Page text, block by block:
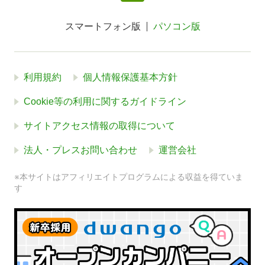
スマートフォン版 パソコン版
利用規約 個人情報保護基本方針
Cookie等の利用に関するガイドライン
サイトアクセス情報の取得について
法人・プレスお問い合わせ 運営会社
※本サイトはアフィリエイトプログラムによる収益を得ていま
す